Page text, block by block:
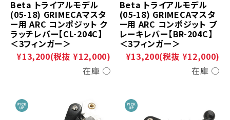
Beta トライアルモデル
(05-18) GRIMECAマスタ
ー用 ARC コンポジット ク
ラッチレバー【CL-204C】
＜3フィンガー＞
¥13,200(税抜 ¥12,000)
在庫 ○
Beta トライアルモデル
(05-18) GRIMECAマスタ
ー用 ARC コンポジット ブ
レーキレバー【BR-204C】
＜3フィンガー＞
¥13,200(税抜 ¥12,000)
在庫 ○